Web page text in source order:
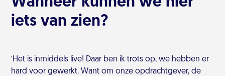
iets van zien?
‘Het is inmiddels live! Daar ben ik trots op, we hebben er
hard voor gewerkt. Want om onze opdrachtgever, de